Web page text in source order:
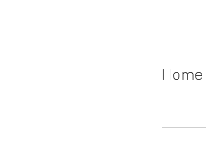
Home